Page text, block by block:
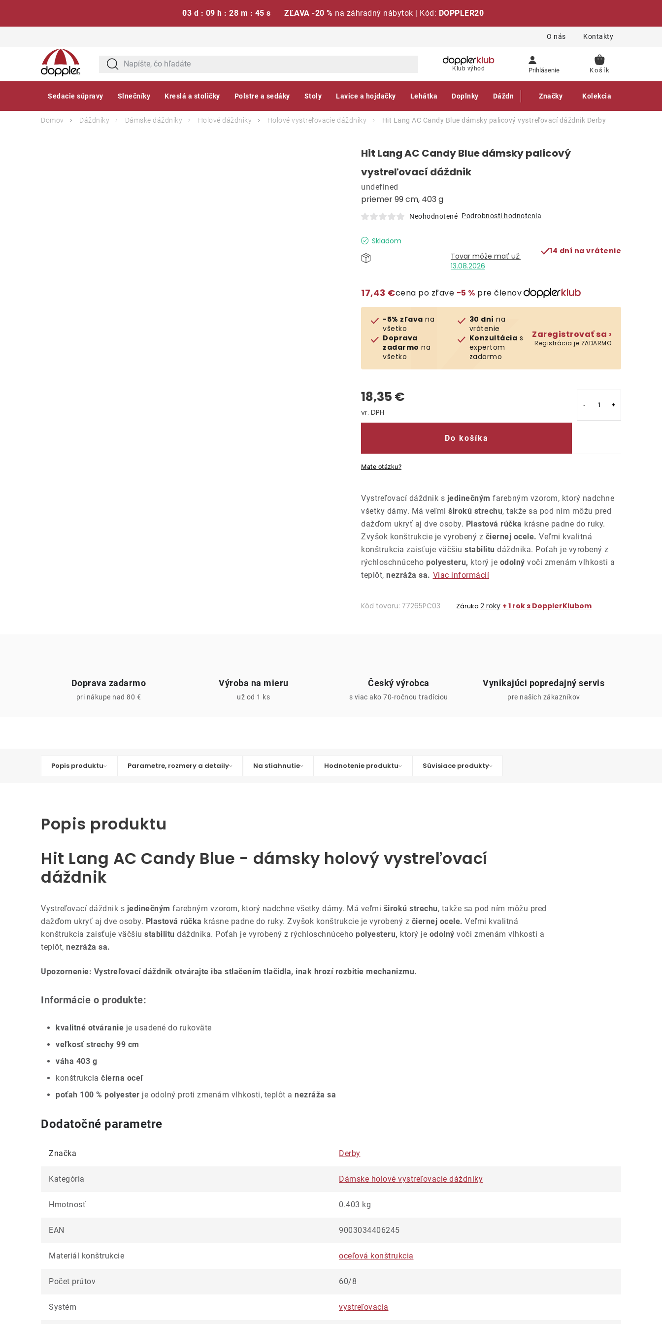
03 d : 09 h : 28 m : 44 s ZĽAVA -20 % na záhradný nábytok | Kód: DOPPLER20
O nás Kontakty
Klub výhod Prihlásenie
NÁKUPNÝ
Sedacie súpravy Slnečníky Kreslá a stoličky Polstre a sedáky Stoly Lavice a hojdačky Lehátka Doplnky Dáždniky Gastro produkty
Značky Kolekcia
Domov Dáždniky Dámske dáždniky Holové dáždniky Holové vystreľovacie dáždniky Hit Lang AC Candy Blue dámsky palicový vystreľovací dáždnik Derby
Hit Lang AC Candy Blue dámsky palicový
vystreľovací dáždnik
priemer 99 cm, 403 g
undefined
Neohodnotené Podrobnosti hodnotenia
Skladom
13.08.2026
14 dní na vrátenie
17,43 €cena po zľave −5 % pre členov
-5% zľava na
všetko
Doprava
zadarmo na
všetko
30 dní na
vrátenie
Konzultácia s
expertom
zadarmo
Zaregistrovať sa ›
Registrácia je ZADARMO
18,35 €
Jednotková cena:
Do košíka
Mate otázku?
Vystreľovací dáždnik s jedinečným farebným vzorom, ktorý nadchne
všetky dámy. Má veľmi širokú strechu, takže sa pod ním môžu pred
dažďom ukryť aj dve osoby. Plastová rúčka krásne padne do ruky.
Zvyšok konštrukcie je vyrobený z čiernej ocele. Veľmi kvalitná
konštrukcia zaisťuje väčšiu stabilitu dáždnika. Poťah je vyrobený z
rýchloschnúceho polyesteru, ktorý je odolný voči zmenám vlhkosti a
teplôt, nezráža sa. Viac informácií
Kód tovaru: 77265PC03 Záruka 2 roky + 1 rok s DopplerKlubom
Doprava zadarmo
pri nákupe nad 80 €
Výroba na mieru
už od 1 ks
Český výrobca
s viac ako 70-ročnou tradíciou
Vynikajúci popredajný servis
pre našich zákazníkov
Popis produktu Parametre, rozmery a detaily Na stiahnutie Hodnotenie produktu Súvisiace produkty
Popis produktu
Hit Lang AC Candy Blue - dámsky holový vystreľovací
dáždnik
Vystreľovací dáždnik s jedinečným farebným vzorom, ktorý nadchne všetky dámy. Má veľmi širokú strechu, takže sa pod ním môžu pred
dažďom ukryť aj dve osoby. Plastová rúčka krásne padne do ruky. Zvyšok konštrukcie je vyrobený z čiernej ocele. Veľmi kvalitná
konštrukcia zaisťuje väčšiu stabilitu dáždnika. Poťah je vyrobený z rýchloschnúceho polyesteru, ktorý je odolný voči zmenám vlhkosti a
teplôt, nezráža sa.
Upozornenie: Vystreľovací dáždnik otvárajte iba stlačením tlačidla, inak hrozí rozbitie mechanizmu.
Informácie o produkte:
kvalitné otváranie je usadené do rukoväte
veľkosť strechy 99 cm
váha 403 g
konštrukcia čierna oceľ
poťah 100 % polyester je odolný proti zmenám vlhkosti, teplôt a nezráža sa
Dodatočné parametre
Značka Derby
Kategória Dámske holové vystreľovacie dáždniky
Hmotnosť 0.403 kg
EAN 9003034406245
Materiál konštrukcie oceľová konštrukcia
Počet prútov 60/8
Systém vystreľovacia